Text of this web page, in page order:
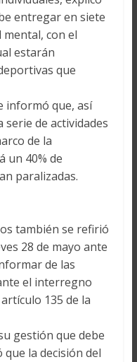
entregar en siete
con el
estarán
que
informó que, así
de actividades
de la
un 40% de
paralizadas.
también se refirió
28 de mayo ante
de las
el interregno
135 de la
gestión que debe
la decisión del